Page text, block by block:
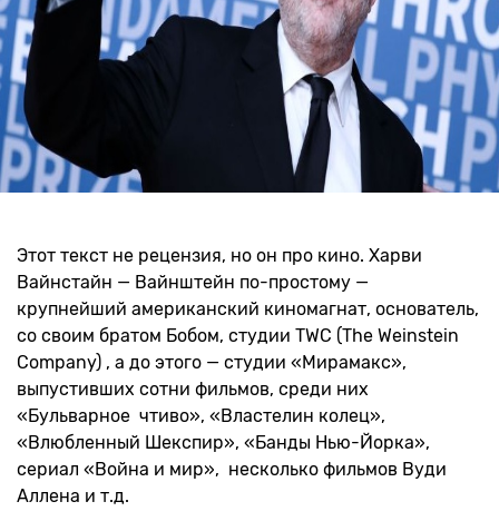
Этот текст не рецензия, но он про кино. Харви
Вайнстайн — Вайнштейн по-простому —
крупнейший американский киномагнат, основатель,
со своим братом Бобом, студии TWC (The Weinstein
Company) , а до этого — студии «Мирамакс»,
выпустивших сотни фильмов, среди них
«Бульварное чтиво», «Властелин колец»,
«Влюбленный Шекспир», «Банды Нью-Йорка»,
сериал «Война и мир», несколько фильмов Вуди
Аллена и т.д.